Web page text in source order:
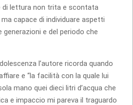
di lettura non trita e scontata
capace di individuare aspetti
e del periodo che
l’autore ricorda quando
e “la facilità con la quale lui
mano quei dieci litri d’acqua che
e impaccio mi pareva il traguardo